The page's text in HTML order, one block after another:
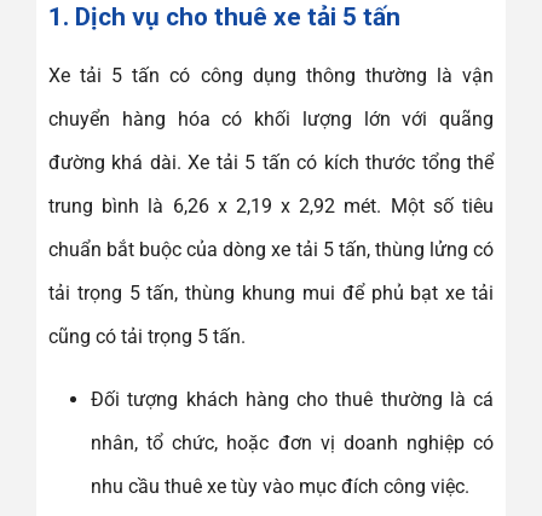
1. Dịch vụ cho thuê xe tải 5 tấn
Xe tải 5 tấn có công dụng thông thường là vận
chuyển hàng hóa có khối lượng lớn với quãng
đường khá dài. Xe tải 5 tấn có kích thước tổng thể
trung bình là 6,26 x 2,19 x 2,92 mét. Một số tiêu
chuẩn bắt buộc của dòng xe tải 5 tấn, thùng lửng có
tải trọng 5 tấn, thùng khung mui để phủ bạt xe tải
cũng có tải trọng 5 tấn.
Đối tượng khách hàng cho thuê thường là cá
nhân, tổ chức, hoặc đơn vị doanh nghiệp có
nhu cầu thuê xe tùy vào mục đích công việc.